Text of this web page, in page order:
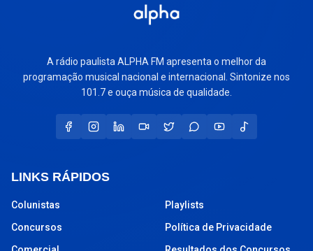
A rádio paulista ALPHA FM apresenta o melhor da
programação musical nacional e internacional. Sintonize nos
101.7 e ouça música de qualidade.
LINKS RÁPIDOS
Colunistas
Concursos
Playlists
Política de Privacidade